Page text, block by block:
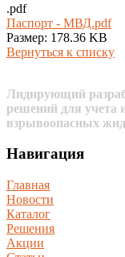
.pdf
Паспорт - МВД.pdf
Размер: 178.36 KB
Вернуться к списку
Лидирующий
решений для учета
взрывоопасных
Навигация
Главная
Новости
Каталог
Решения
Акции